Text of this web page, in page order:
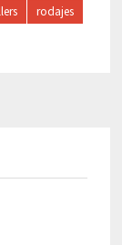
rodajes